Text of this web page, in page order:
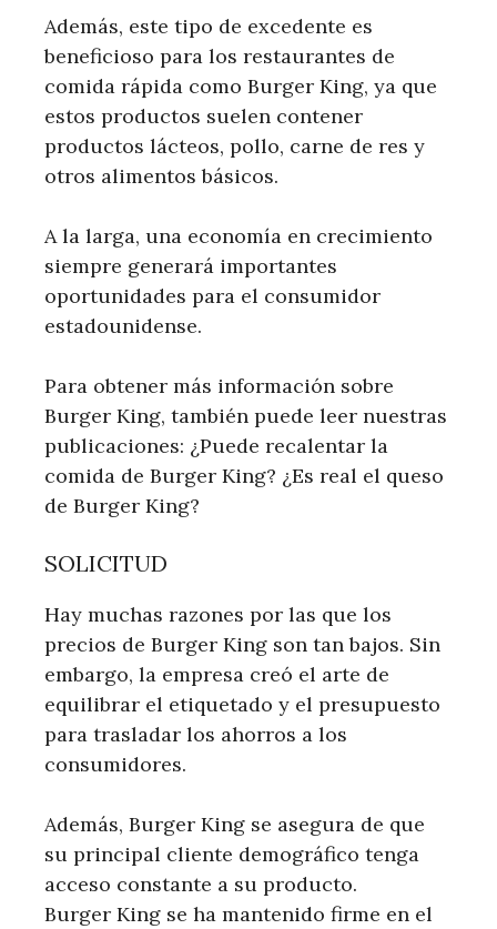
Además, este tipo de excedente es
beneficioso para los restaurantes de
comida rápida como Burger King, ya que
estos productos suelen contener
productos lácteos, pollo, carne de res y
otros alimentos básicos.
A la larga, una economía en crecimiento
siempre generará importantes
oportunidades para el consumidor
estadounidense.
Para obtener más información sobre
Burger King, también puede leer nuestras
publicaciones: ¿Puede recalentar la
comida de Burger King? ¿Es real el queso
de Burger King?
SOLICITUD
Hay muchas razones por las que los
precios de Burger King son tan bajos. Sin
embargo, la empresa creó el arte de
equilibrar el etiquetado y el presupuesto
para trasladar los ahorros a los
consumidores.
Además, Burger King se asegura de que
su principal cliente demográfico tenga
acceso constante a su producto.
Burger King se ha mantenido firme en el